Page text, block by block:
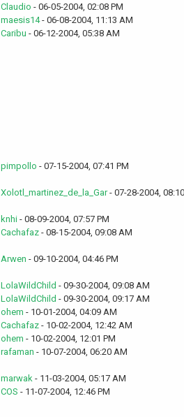
Claudio - 06-05-2004, 02:08 PM
maesis14- 06-08-2004, 11:13 AM
Caribu - 06-12-2004, 05:38 AM
pimpollo - 07-15-2004, 07:41 PM
Xolotl_martinez_de_la_Gar- 07-28-2004,
knhi- 08-09-2004, 07:57 PM
Cachafaz- 08-15-2004, 09:08 AM
Arwen - 09-10-2004, 04:46 PM
LolaWildChild - 09-30-2004, 09:08 AM
LolaWildChild - 09-30-2004, 09:17 AM
ohem - 10-01-2004, 04:09 AM
Cachafaz- 10-02-2004, 12:42 AM
ohem - 10-02-2004, 12:01 PM
rafaman - 10-07-2004, 06:20 AM
marwak- 11-03-2004, 05:17 AM
COS - 11-07-2004, 12:46 PM